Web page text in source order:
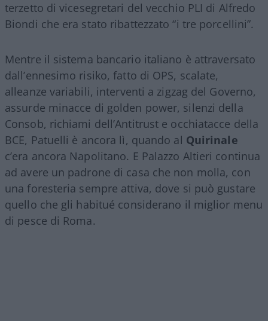
terzetto di vicesegretari del vecchio PLI di Alfredo
Biondi che era stato ribattezzato “i tre porcellini”.
Mentre il sistema bancario italiano è attraversato
dall’ennesimo risiko, fatto di OPS, scalate,
alleanze variabili, interventi a zigzag del Governo,
assurde minacce di golden power, silenzi della
Consob, richiami dell’Antitrust e occhiatacce della
BCE, Patuelli è ancora lì, quando al Quirinale
c’era ancora Napolitano. E Palazzo Altieri continua
ad avere un padrone di casa che non molla, con
una foresteria sempre attiva, dove si può gustare
quello che gli habitué considerano il miglior menu
di pesce di Roma.